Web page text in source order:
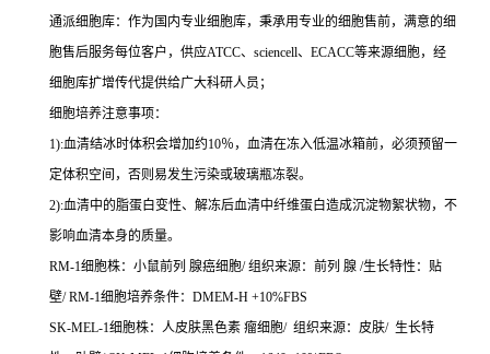
通派细胞库：作为国内专业细胞库，秉承用专业的细胞售前，满意的细
胞售后服务每位客户，供应ATCC、sciencell、ECACC等来源细胞，经
细胞库扩增传代提供给广大科研人员；
细胞培养注意事项：
1):血清结冰时体积会增加约10％，血清在冻入低温冰箱前，必须预留一
定体积空间，否则易发生污染或玻璃瓶冻裂。
2):血清中的脂蛋白变性、解冻后血清中纤维蛋白造成沉淀物絮状物，不
影响血清本身的质量。
RM-1细胞株：小鼠前列 腺癌细胞/ 组织来源：前列 腺 /生长特性：贴
壁/ RM-1细胞培养条件：DMEM-H +10%FBS
SK-MEL-1细胞株：人皮肤黑色素 瘤细胞/ 组织来源：皮肤/ 生长特